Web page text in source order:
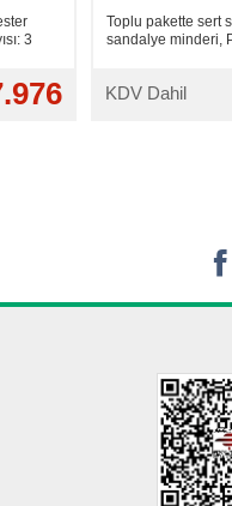
3
Toplu pakette sert
sandalye minderi,
KDV Dahil